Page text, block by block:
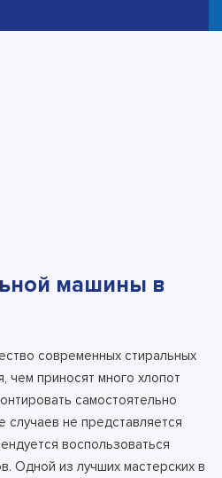
машины в
современных стиральных
чем приносят много хлопот
самостоятельно
случаев не представляется
воспользоваться
Одной из лучших мастерских в